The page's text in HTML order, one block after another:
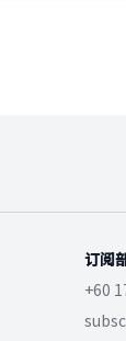
订阅
+60